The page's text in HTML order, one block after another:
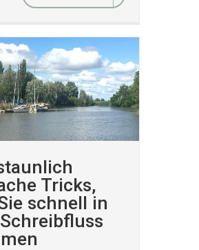
Tricks,
schnell in